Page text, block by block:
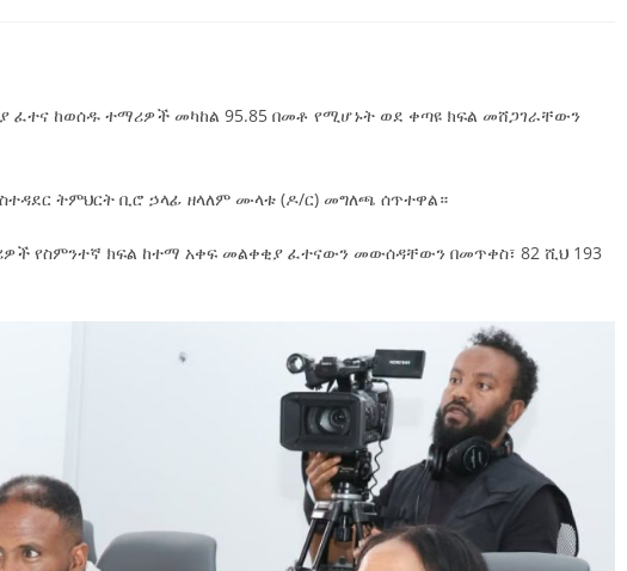
ፈተና ከወሰዱ ተማሪዎች መካከል 95.85 በመቶ የሚሆኑት ወደ ቀጣዩ ክፍል መሸጋገራቸውን
ትምህርት ቢሮ ኃላፊ ዘላለም ሙላቱ (ዶ/ር) መግለጫ ሰጥተዋል።
የስምንተኛ ክፍል ከተማ አቀፍ መልቀቂያ ፈተናውን መውሰዳቸውን በመጥቀስ፣ 82 ሺህ 193